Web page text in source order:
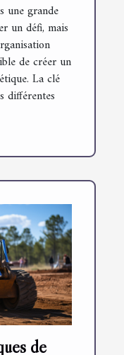
une grande
un défi, mais
de créer un
La clé
différentes
de